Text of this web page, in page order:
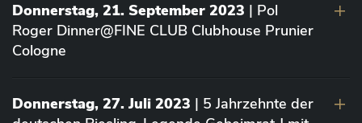
Donnerstag, 21. September 2023 | Pol
Roger Dinner@FINE CLUB Clubhouse Prunier
Cologne
Donnerstag, 27. Juli 2023 | 5 Jahrzehnte der